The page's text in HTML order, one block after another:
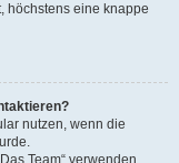
höchstens eine knappe
nutzen, wenn die
Team“ verwenden.